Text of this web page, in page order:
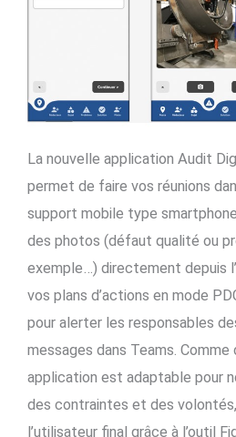
La nouvelle application Audit
permet de faire vos réunions
support mobile type
des photos (défaut qualité ou
exemple…) directement depuis
vos plans d’actions en mode
pour alerter les responsables
messages dans Teams. Comme
application est adaptable pour
des contraintes et des
l’utilisateur final grâce à l’outil